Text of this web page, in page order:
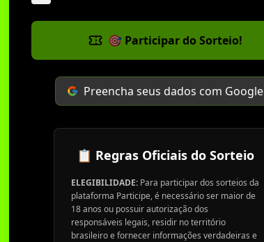
🎯 Participar do Sorteio!
Preencha seus dados com Google
📋 Regras Oficiais do Sorteio
ELEGIBILIDADE: Para participar dos sorteios da
plataforma Participe, é necessário ser maior de
18 anos ou possuir autorização dos
responsáveis legais, residir no território
brasileiro e fornecer informações verdadeiras e